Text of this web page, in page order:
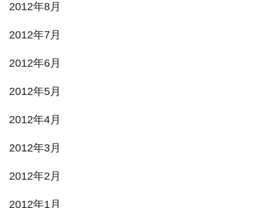
2012年8月
2012年7月
2012年6月
2012年5月
2012年4月
2012年3月
2012年2月
2012年1月